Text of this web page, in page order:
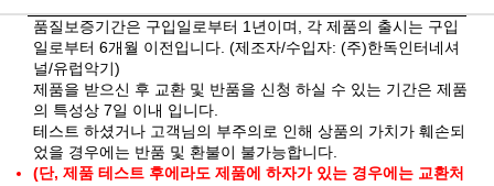
품질보증기간은 구입일로부터 1년이며, 각 제품의 출시는 구입
일로부터 6개월 이전입니다. (제조자/수입자: (주)한독인터네셔
널/유럽악기)
제품을 받으신 후 교환 및 반품을 신청 하실 수 있는 기간은 제품
의 특성상 7일 이내 입니다.
테스트 하셨거나 고객님의 부주의로 인해 상품의 가치가 훼손되
었을 경우에는 반품 및 환불이 불가능합니다.
(단, 제품 테스트 후에라도 제품에 하자가 있는 경우에는 교환처